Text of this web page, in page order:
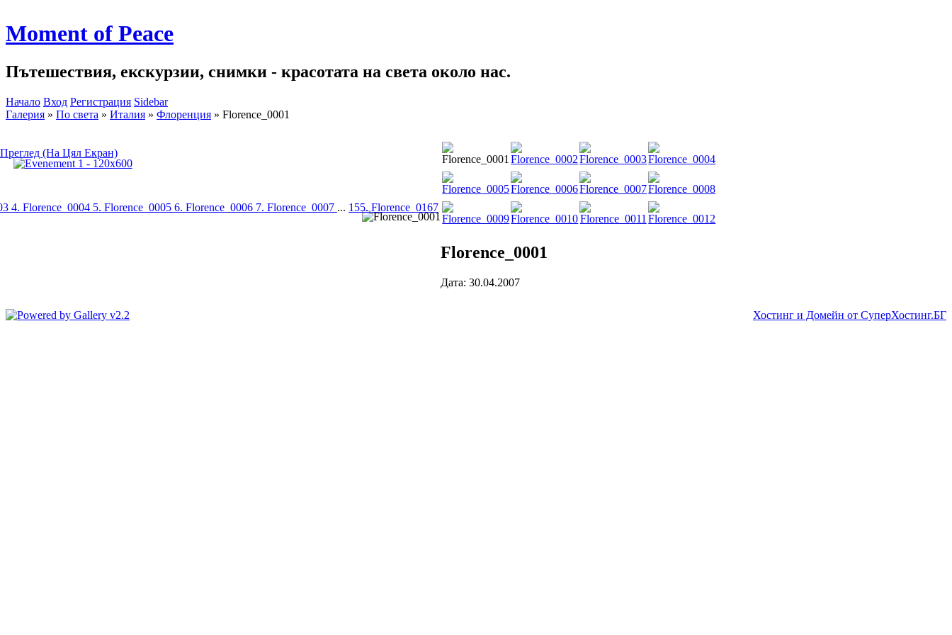
Moment of Peace
Пътешествия, екскурзии, снимки - красотата на света около нас.
Начало Вход Регистрация Sidebar
Галерия » По света » Италия » Флоренция » Florence_0001
Florence_0001
Дата: 30.04.2007
Преглед (На Цял Екран)
4. Florence_0004 5. Florence_0005 6. Florence_0006 7. Florence_0007 ... 155. Florence_0167
Хостинг и Домейн от СуперХостинг.БГ